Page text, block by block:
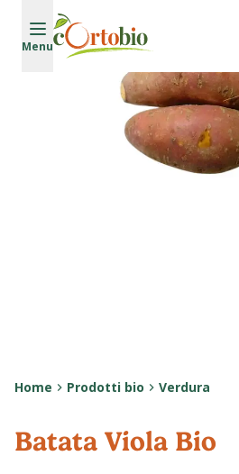
Vai al contenuto principale
Menu
Home Prodotti bio Verdura
Batata Viola Bio